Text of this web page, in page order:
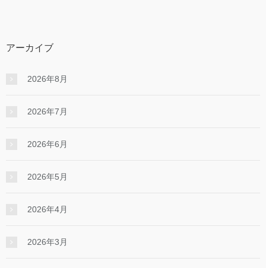
アーカイブ
2026年8月
2026年7月
2026年6月
2026年5月
2026年4月
2026年3月